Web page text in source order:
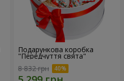
Подарункова коробка
"Передчуття свята"
8 832 грн